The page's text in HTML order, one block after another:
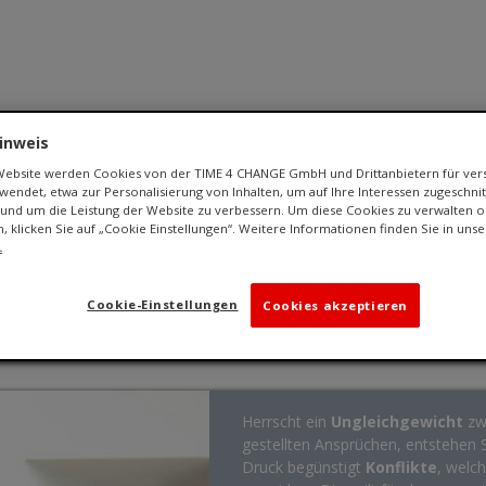
Karriere Coaching Wir über uns Kontakt
aufhört besser zu werden, hat aufgehört
Herrscht ein Ungleichgewicht
gestellten Ansprüchen, entstehen
Druck begünstigt Konflikte,
werden Cookies von der TIME 4 CHANGE GmbH und Drittanbietern für
etwa zur Personalisierung von Inhalten, um auf Ihre Interessen
um die Leistung der Website zu verbessern. Um diese Cookies zu verwalten
klicken Sie auf „Cookie Einstellungen“. Weitere Informationen finden Sie in
Cookies akzeptieren
Cookie-Einstellungen